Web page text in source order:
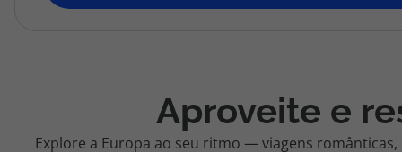
topatlantico@topatlantico.com
Aproveite e
Explore a Europa ao seu ritmo — viagens